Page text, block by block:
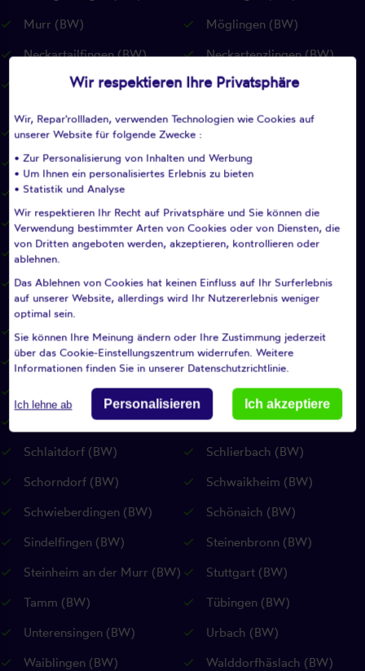
Murr (BW)
Möglingen (BW)
Neckartailfingen (BW)
Neckartenzlingen (BW)
Neuffen (BW)
Neuhausen auf den Fildern
Notzingen (BW)
Oberboihingen (BW)
Ohmden (BW)
Ostfildern (BW)
Pfullingen (BW)
Pleidelsheim (BW)
Pliezhausen (BW)
Plochingen (BW)
Plüderhausen (BW)
Reichenbach an der Fils
(BW)
Remseck am Neckar (BW)
Remshalden (BW)
Renningen (BW)
Reutlingen (BW)
Riederich (BW)
Rudersberg (BW)
Rutesheim (BW)
Sankt Johann (RP)
Schlaitdorf (BW)
Schlierbach (BW)
Schorndorf (BW)
Schwaikheim (BW)
Schwieberdingen (BW)
Schönaich (BW)
Sindelfingen (BW)
Steinenbronn (BW)
Steinheim an der Murr (BW)
Stuttgart (BW)
Tamm (BW)
Tübingen (BW)
Unterensingen (BW)
Urbach (BW)
Waiblingen (BW)
Walddorfhäslach (BW)
Wir respektieren Ihre Privatsphäre
Wir, Repar'rollladen, verwenden Technologien wie Cookies auf
unserer Website für folgende Zwecke :
• Zur Personalisierung von Inhalten und Werbung
• Um Ihnen ein personalisiertes Erlebnis zu bieten
• Statistik und Analyse
Wir respektieren Ihr Recht auf Privatsphäre und Sie können die
Verwendung bestimmter Arten von Cookies oder von Diensten, die
von Dritten angeboten werden, akzeptieren, kontrollieren oder
ablehnen.
Das Ablehnen von Cookies hat keinen Einfluss auf Ihr Surferlebnis
auf unserer Website, allerdings wird Ihr Nutzererlebnis weniger
optimal sein.
Sie können Ihre Meinung ändern oder Ihre Zustimmung jederzeit
über das Cookie-Einstellungszentrum widerrufen. Weitere
Informationen finden Sie in unserer Datenschutzrichtlinie.
Ich lehne ab Personalisieren Ich akzeptiere